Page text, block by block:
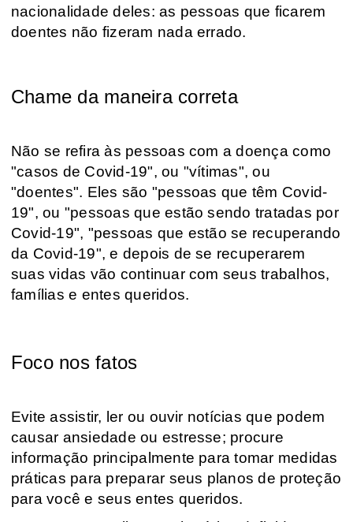
nacionalidade deles: as pessoas que ficarem
doentes não fizeram nada errado.
Chame da maneira correta
Não se refira às pessoas com a doença como
"casos de Covid-19", ou "vítimas", ou
"doentes". Eles são "pessoas que têm Covid-
19", ou "pessoas que estão sendo tratadas por
Covid-19", "pessoas que estão se recuperando
da Covid-19", e depois de se recuperarem
suas vidas vão continuar com seus trabalhos,
famílias e entes queridos.
Foco nos fatos
Evite assistir, ler ou ouvir notícias que podem
causar ansiedade ou estresse; procure
informação principalmente para tomar medidas
práticas para preparar seus planos de proteção
para você e seus entes queridos.